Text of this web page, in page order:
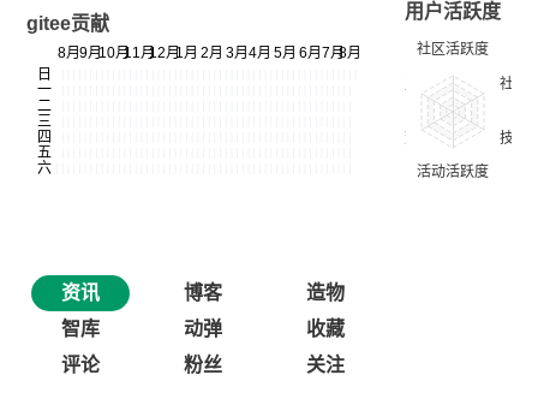
gitee贡献
用户活跃度
资讯 博客
造物
智库
动弹
收藏
评论
粉丝 关注